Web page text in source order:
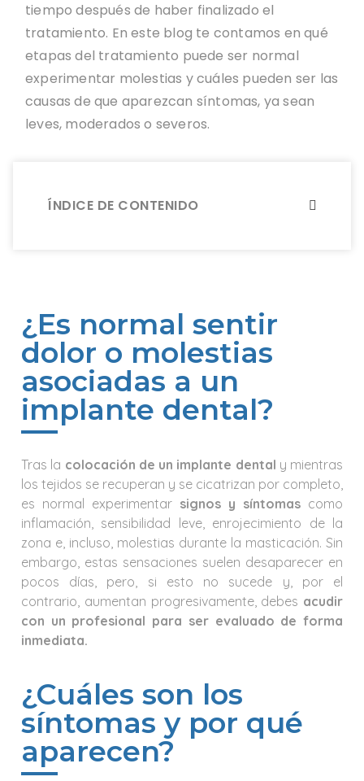
ÍNDICE DE CONTENIDO
tiempo después de haber finalizado el
tratamiento. En este blog te contamos en qué
etapas del tratamiento puede ser normal
experimentar molestias y cuáles pueden ser las
causas de que aparezcan síntomas, ya sean
leves, moderados o severos.
¿Es normal sentir
dolor o molestias
asociadas a un
implante dental?
Tras la colocación de un implante dental y mientras
los tejidos se recuperan y se cicatrizan por completo,
es normal experimentar signos y síntomas como
inflamación, sensibilidad leve, enrojecimiento de la
zona e, incluso, molestias durante la masticación. Sin
embargo, estas sensaciones suelen desaparecer en
pocos días, pero, si esto no sucede y, por el
contrario, aumentan progresivamente, debes acudir
con un profesional para ser evaluado de forma
inmediata.
¿Cuáles son los
síntomas y por qué
aparecen?